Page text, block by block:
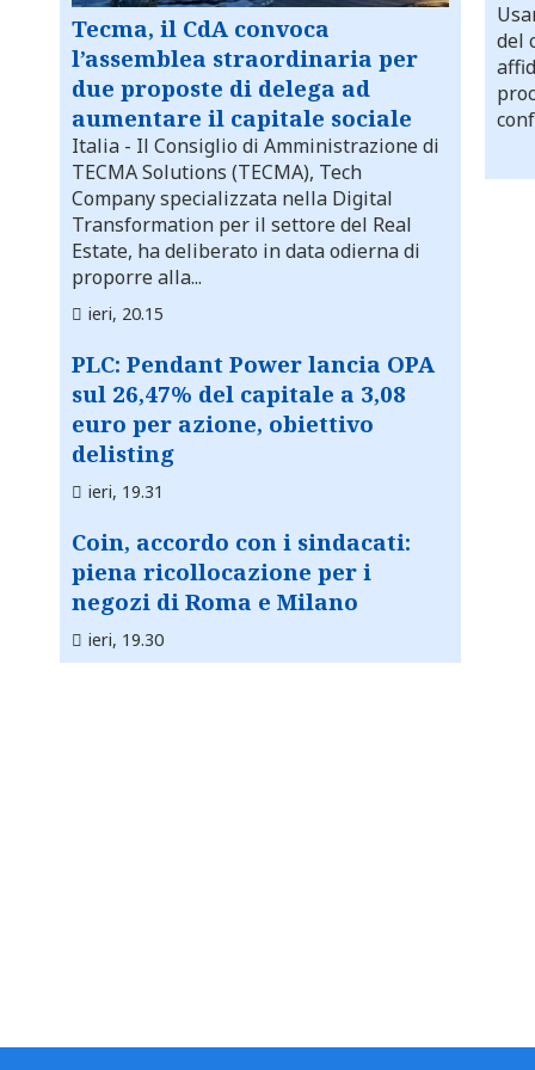
Tecma, il CdA convoca
l’assemblea straordinaria per
due proposte di delega ad
aumentare il capitale sociale
Italia - Il Consiglio di Amministrazione di
TECMA Solutions (TECMA), Tech
Company specializzata nella Digital
Transformation per il settore del Real
Estate, ha deliberato in data odierna di
proporre alla...
ieri, 20.15
PLC: Pendant Power lancia OPA
sul 26,47% del capitale a 3,08
euro per azione, obiettivo
delisting
ieri, 19.31
Coin, accordo con i sindacati:
piena ricollocazione per i
negozi di Roma e Milano
ieri, 19.30
del